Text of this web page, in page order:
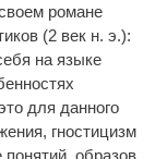
романе
(2 век н. э.):
на языке
для данного
гностицизм
образов